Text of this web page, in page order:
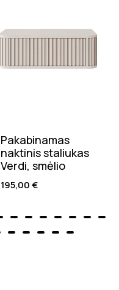
Pakabinamas
naktinis staliukas
Verdi, smėlio
195,00€